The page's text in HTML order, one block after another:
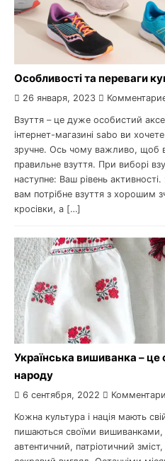
Особливості та переваги
26 января, 2023
Взуття – це дуже особистий
інтернет-магазині sabo ви
зручне. Ось чому важливо, щоб
правильне взуття. При виборі
наступне: Ваш рівень
вам потрібне взуття з хорошим
кросівки, а […]
Українська вишиванка – це
народу
6 сентября, 2022
Кожна культура і нація мають
пишаються своїми вишиванками,
автентичний, патріотичний